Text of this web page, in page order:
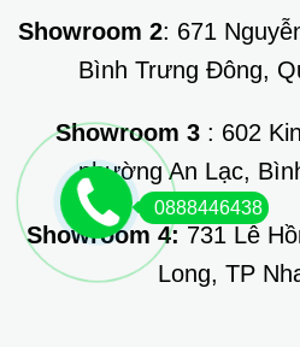
Showroom 2: 671
Bình Trưng Đông,
Showroom 3: 602
phường An Lạc,
Showroom 4: 731 Lê
Long, TP
0888446438